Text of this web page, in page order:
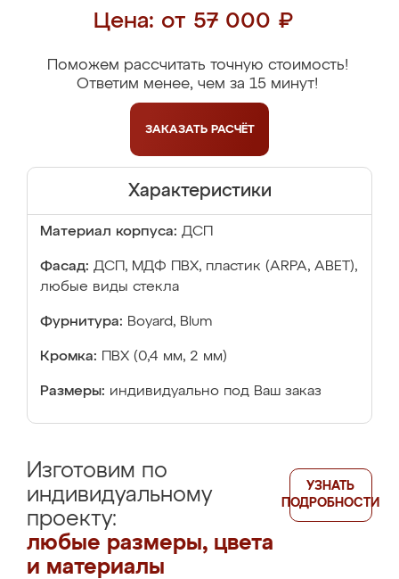
Цена: от 57 000 ₽
Поможем рассчитать точную стоимость!
Ответим менее, чем за 15 минут!
ЗАКАЗАТЬ РАСЧЁТ
Характеристики
Материал корпуса: ДСП
Фасад: ДСП, МДФ ПВХ, пластик (ARPA, ABET),
любые виды стекла
Фурнитура: Boyard, Blum
Кромка: ПВХ (0,4 мм, 2 мм)
Размеры: индивидуально под Ваш заказ
Изготовим по
индивидуальному
проекту:
любые размеры, цвета
и материалы
УЗНАТЬ
ПОДРОБНОСТИ